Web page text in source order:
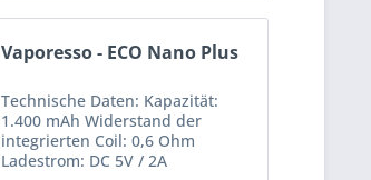
Vaporesso - ECO Nano Plus
Technische Daten: Kapazität:
1.400 mAh Widerstand der
integrierten Coil: 0,6 Ohm
Ladestrom: DC 5V / 2A